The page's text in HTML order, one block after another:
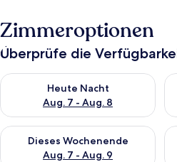
Zimmeroptionen
Überprüfe die
Heute Nacht
Aug. 7 - Aug. 8
Überprüfe die Verfügbarkeit für
Dieses Wochenende
Aug. 7 - Aug. 9
Überprüfe die Verfügbarkeit für